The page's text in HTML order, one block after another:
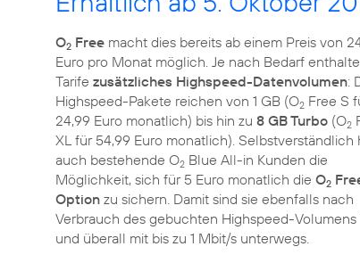
O2 Free macht dies bereits ab einem Preis von
Euro pro Monat möglich. Je nach Bedarf
Tarife zusätzliches Highspeed-Datenvolumen:
Highspeed-Pakete reichen von 1 GB (O2 Free S
24,99 Euro monatlich) bis hin zu 8 GB Turbo (O2
XL für 54,99 Euro monatlich). Selbstverständlich
auch bestehende O2 Blue All-in Kunden die
Möglichkeit, sich für 5 Euro monatlich die O2
Option zu sichern. Damit sind sie ebenfalls nach
Verbrauch des gebuchten Highspeed-Volumens
und überall mit bis zu 1 Mbit/s unterwegs.